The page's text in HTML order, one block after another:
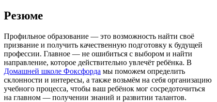
Резюме
Профильное образование — это возможность найти своё
призвание и получить качественную подготовку к будущей
профессии. Главное — не ошибиться с выбором и найти
направление, которое действительно увлечёт ребёнка. В
Домашней школе Фоксфорда мы поможем определить
склонности и интересы, а также возьмём на себя организацию
учебного процесса, чтобы ваш ребёнок мог сосредоточиться
на главном — получении знаний и развитии талантов.